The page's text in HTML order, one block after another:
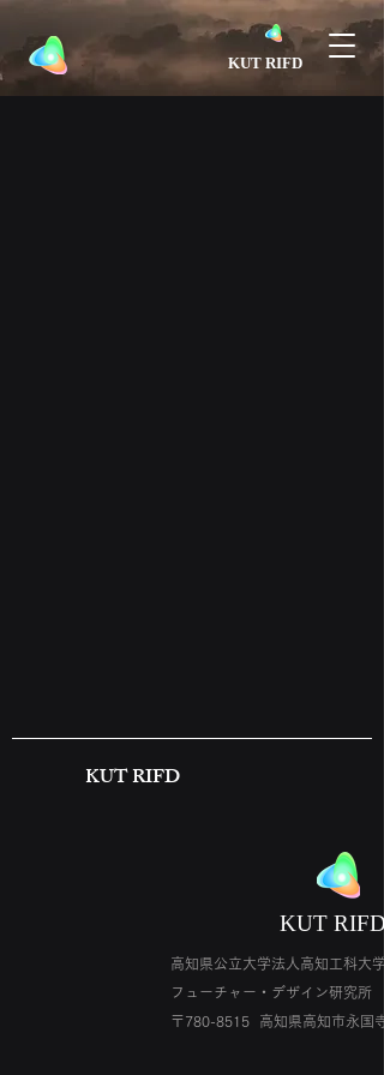
​KUT RIFD
KUT RIFD
​KUT RIFD
高知県公立大学法人高知工科大
​フューチャー・デザイン研究所
〒780-8515 高知県高知市永国